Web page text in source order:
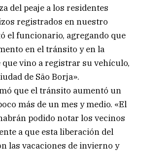
del peaje a los residentes
registrados en nuestro
el funcionario, agregando que
en el tránsito y en la
que vino a registrar su vehículo,
de São Borja».
que el tránsito aumentó un
más de un mes y medio. «El
podido notar los vecinos
a que esta liberación del
las vacaciones de invierno y